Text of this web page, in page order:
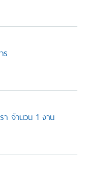
ร
า จำนวน 1 งาน